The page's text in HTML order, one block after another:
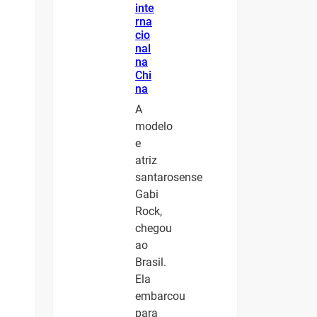
inte
rna
cio
nal
na
Chi
na
A
modelo
e
atriz
santarosense
Gabi
Rock,
chegou
ao
Brasil.
Ela
embarcou
para